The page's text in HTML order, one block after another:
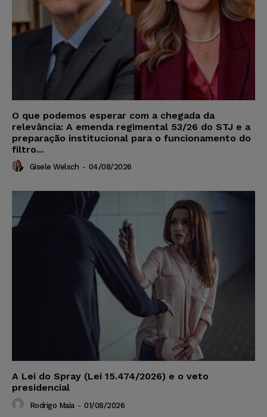
O que podemos esperar com a chegada da
relevância: A emenda regimental 53/26 do STJ e a
preparação institucional para o funcionamento do
filtro...
Gisele Welsch - 04/08/2026
A Lei do Spray (Lei 15.474/2026) e o veto
presidencial
Rodrigo Maia - 01/08/2026